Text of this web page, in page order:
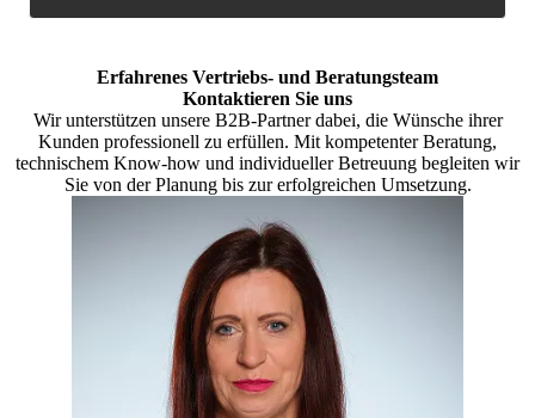
Erfahrenes Vertriebs- und Beratungsteam
Kontaktieren Sie uns
Wir unterstützen unsere B2B-Partner dabei, die Wünsche ihrer
Kunden professionell zu erfüllen. Mit kompetenter Beratung,
technischem Know-how und individueller Betreuung begleiten wir
Sie von der Planung bis zur erfolgreichen Umsetzung.